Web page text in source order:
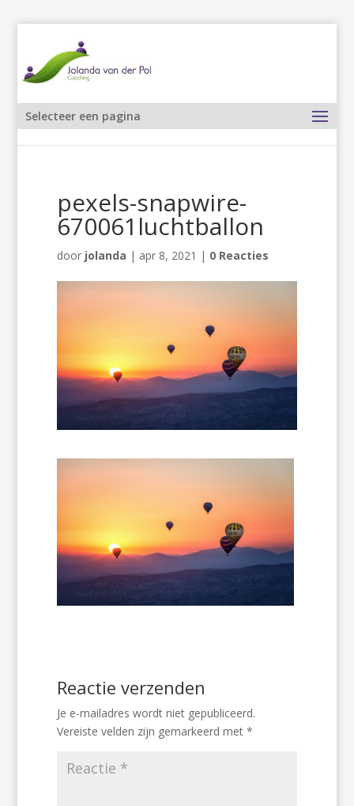
Selecteer een pagina
pexels-snapwire-
670061luchtballon
door jolanda | apr 8, 2021 | 0 Reacties
Reactie verzenden
Je e-mailadres wordt niet gepubliceerd.
Vereiste velden zijn gemarkeerd met*